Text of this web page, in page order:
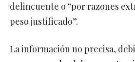
delincuente o “por razones
peso justificado”.
La información no precisa,